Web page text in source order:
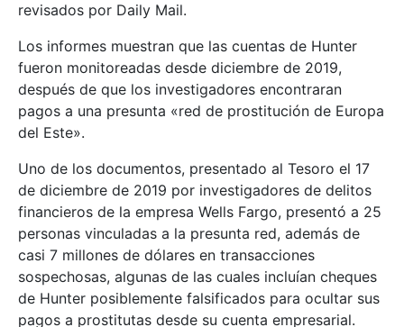
revisados por Daily Mail.
Los informes muestran que las cuentas de Hunter
fueron monitoreadas desde diciembre de 2019,
después de que los investigadores encontraran
pagos a una presunta «red de prostitución de Europa
del Este».
Uno de los documentos, presentado al Tesoro el 17
de diciembre de 2019 por investigadores de delitos
financieros de la empresa Wells Fargo, presentó a 25
personas vinculadas a la presunta red, además de
casi 7 millones de dólares en transacciones
sospechosas, algunas de las cuales incluían cheques
de Hunter posiblemente falsificados para ocultar sus
pagos a prostitutas desde su cuenta empresarial.